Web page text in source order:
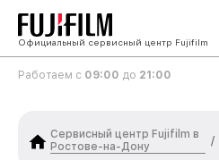
Официальный сервисный центр Fujifilm
Работаем с 09:00 до 21:00
Сервисный центр Fujifilm в
Ростове-на-Дону
/